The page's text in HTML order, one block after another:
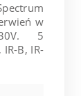
w
5
B, IR-